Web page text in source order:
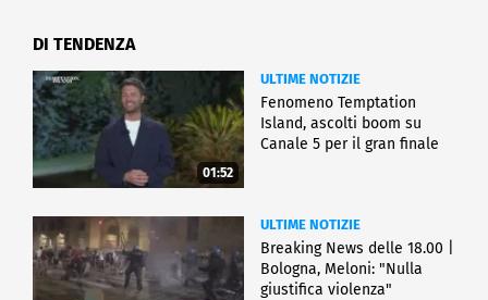
DI TENDENZA
01:52
ULTIME NOTIZIE
Fenomeno Temptation
Island, ascolti boom su
Canale 5 per il gran finale
ULTIME NOTIZIE
Breaking News delle 18.00 |
Bologna, Meloni: "Nulla
giustifica violenza"